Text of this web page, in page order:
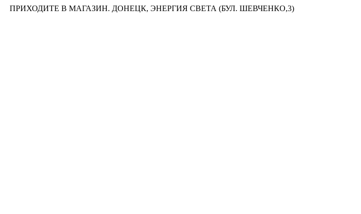
ПРИХОДИТЕ В МАГАЗИН. ДОНЕЦК, ЭНЕРГИЯ СВЕТА (БУЛ. ШЕВЧЕНКО,3)